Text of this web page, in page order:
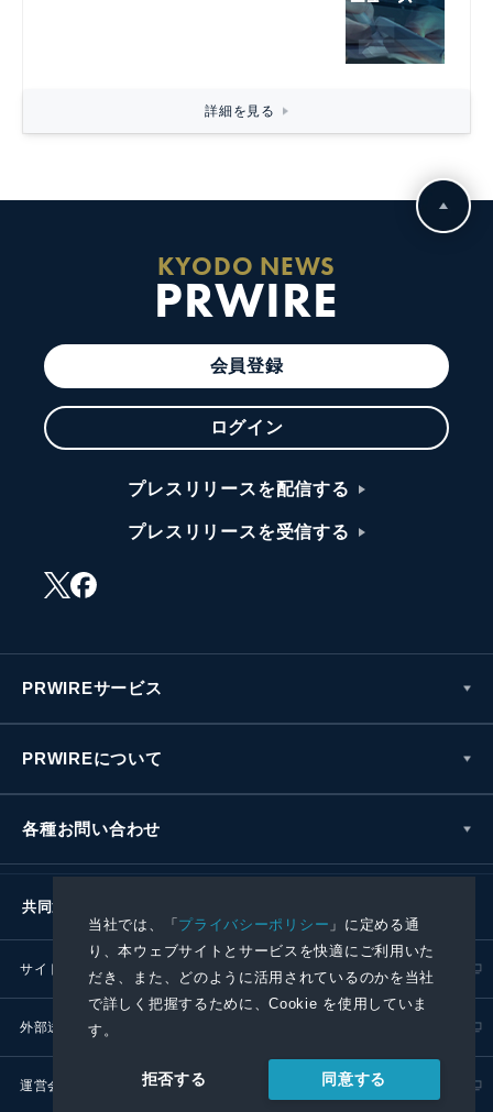
当社では、「プライバシーポリシー 」に定める通
り、本ウェブサイトとサービスを快適にご利用いた
だき、また、どのように活用されているのかを当社
で詳しく把握するために、Cookie を使用していま
す。
拒否する 同意する
詳細を見る
KYODO NEWS
PRWIRE
会員登録
ログイン
プレスリリースを配信する
プレスリリースを受信する
PRWIREサービス
PRWIREについて
各種お問い合わせ
共同通信社グループ
サイトポリシー プライバシーポリシー
外部送信ポリシー
運営会社